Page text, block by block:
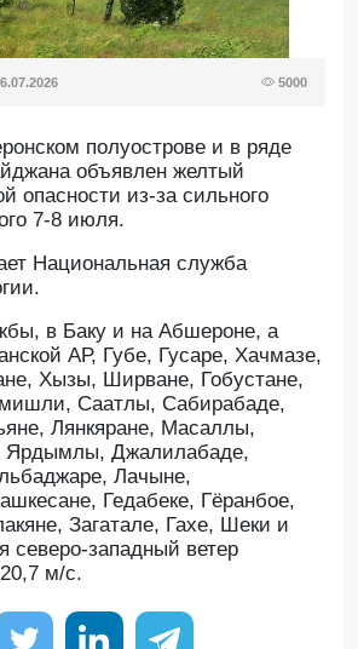
5000
полуострове и в ряде
объявлен желтый
опасности из-за сильного
7-8 июля.
Национальная служба
в Баку и на Абшероне, а
АР, Губе, Гусаре, Хачмазе,
Хызы, Ширване, Гобустане,
Саатлы, Сабирабаде,
Лянкяране, Масаллы,
Ярдымлы, Джалилабаде,
Лачыне,
Гедабеке, Гёранбое,
Загатале, Гахе, Шеки и
северо-западный ветер
м/с.